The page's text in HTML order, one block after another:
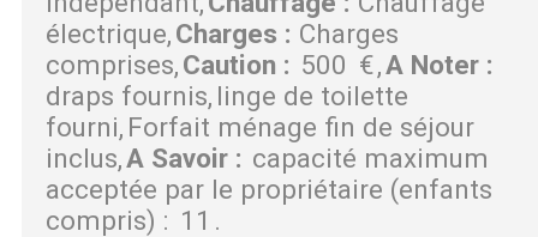
électrique Charges : Charges
comprises Caution : 500 € A Noter :
draps fournis linge de toilette
fourni Forfait ménage fin de séjour
inclus A Savoir : capacité maximum
acceptée par le propriétaire (enfants
compris) : 11